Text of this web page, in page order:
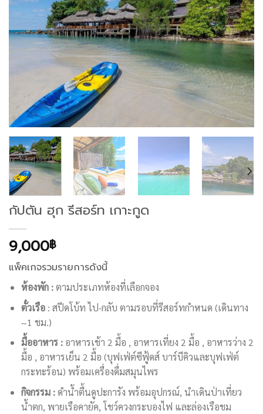
Add to
wishlist
กัปตัน ฮุก รีสอร์ท เกาะกูด
9,000฿
แพ็คเกจรวมรายการดังนี้
ห้องพัก :ตามประเภทห้องที่เลือกจอง
ตั๋วเรือ: สปีดโบ้ท ไป-กลับ ตามรอบที่รีสอร์ทกำหนด (เดินทาง
~1 ชม.)
มื้ออาหาร :อาหารเช้า 2 มื้อ , อาหารเที่ยง 2 มื้อ , อาหารว่าง 2
มื้อ , อาหารเย็น 2 มื้อ (บุฟเฟ่ต์ซีฟู้ดส์ บาร์บีคิวและบุฟเฟ่ต์
กระทะร้อน) พร้อมเครื่องดื่มสมุนไพร
กิจกรรม :ดำน้ำตื้นดูปะการัง พร้อมอุปกรณ์, นำเดินป่าเที่ยว
น้ำตก, พายเรือคายัค, โชว์ควงกระบองไฟ และล่องเรือชม